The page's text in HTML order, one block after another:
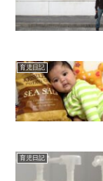
育児日記
育児日記